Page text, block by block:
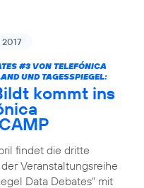
#3VON TELEFÓNICA
UND TAGESSPIEGEL:
kommt ins
findet die dritte
Veranstaltungsreihe
Data Debates“ mit